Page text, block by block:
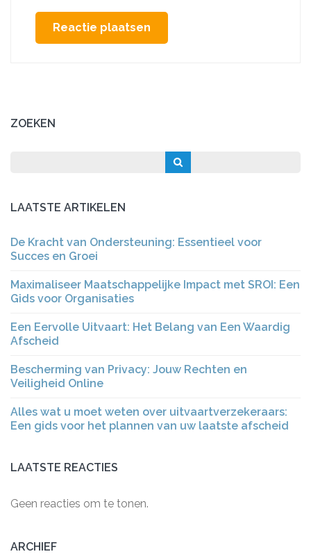
ZOEKEN
LAATSTE ARTIKELEN
De Kracht van Ondersteuning: Essentieel voor
Succes en Groei
Maximaliseer Maatschappelijke Impact met SROI: Een
Gids voor Organisaties
Een Eervolle Uitvaart: Het Belang van Een Waardig
Afscheid
Bescherming van Privacy: Jouw Rechten en
Veiligheid Online
Alles wat u moet weten over uitvaartverzekeraars:
Een gids voor het plannen van uw laatste afscheid
LAATSTE REACTIES
Geen reacties om te tonen.
ARCHIEF